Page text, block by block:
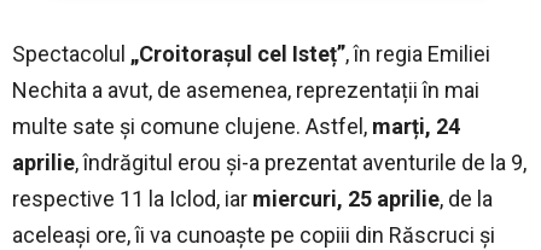
Spectacolul „Croitorașul cel Isteț”, în regia Emiliei
Nechita a avut, de asemenea, reprezentații în mai
multe sate și comune clujene. Astfel, marți, 24
aprilie, îndrăgitul erou și-a prezentat aventurile de la 9,
respective 11 la Iclod, iar miercuri, 25 aprilie, de la
aceleași ore, îi va cunoaște pe copiii din Răscruci și